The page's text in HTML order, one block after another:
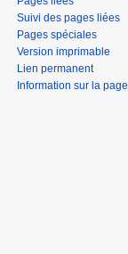
Suivi des pages liées
Pages spéciales
Version imprimable
Lien permanent
Information sur la page